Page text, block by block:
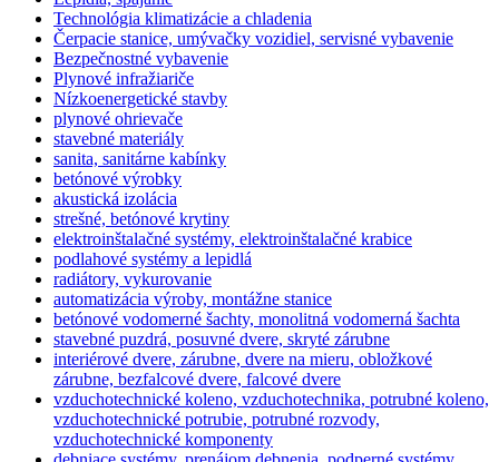
Technológia klimatizácie a chladenia
Čerpacie stanice, umývačky vozidiel, servisné vybavenie
Bezpečnostné vybavenie
Plynové infražiariče
Nízkoenergetické stavby
plynové ohrievače
stavebné materiály
sanita, sanitárne kabínky
betónové výrobky
akustická izolácia
strešné, betónové krytiny
elektroinštalačné systémy, elektroinštalačné krabice
podlahové systémy a lepidlá
radiátory, vykurovanie
automatizácia výroby, montážne stanice
betónové vodomerné šachty, monolitná vodomerná šachta
stavebné puzdrá, posuvné dvere, skryté zárubne
interiérové dvere, zárubne, dvere na mieru, obložkové
zárubne, bezfalcové dvere, falcové dvere
vzduchotechnické koleno, vzduchotechnika, potrubné koleno,
vzduchotechnické potrubie, potrubné rozvody,
vzduchotechnické komponenty